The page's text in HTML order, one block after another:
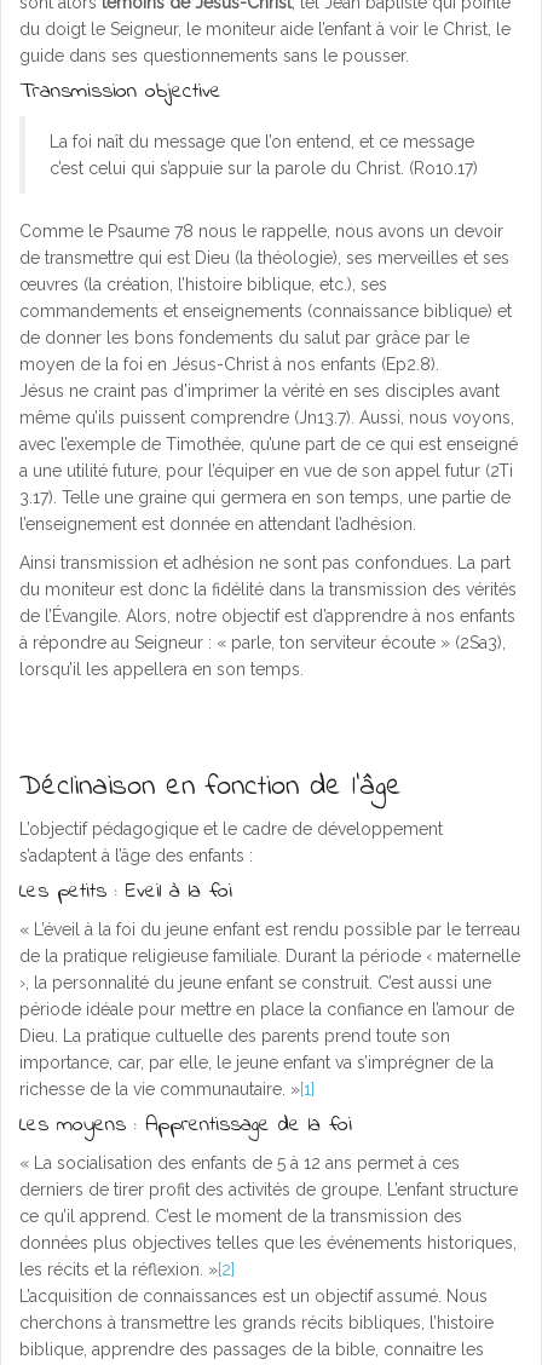
du doigt le Seigneur, le moniteur aide l’enfant à voir le Christ, le
guide dans ses questionnements sans le pousser.
Transmission objective
La foi naît du message que l’on entend, et ce message
c’est celui qui s’appuie sur la parole du Christ. (Ro10.17)
Comme le Psaume 78 nous le rappelle, nous avons un devoir
de transmettre qui est Dieu (la théologie), ses merveilles et ses
œuvres (la création, l’histoire biblique, etc.), ses
commandements et enseignements (connaissance biblique) et
de donner les bons fondements du salut par grâce par le
moyen de la foi en Jésus-Christ à nos enfants (Ep2.8).
Jésus ne craint pas d’imprimer la vérité en ses disciples avant
même qu’ils puissent comprendre (Jn13.7). Aussi, nous voyons,
avec l’exemple de Timothée, qu’une part de ce qui est enseigné
a une utilité future, pour l’équiper en vue de son appel futur (2Ti
3.17). Telle une graine qui germera en son temps, une partie de
l’enseignement est donnée en attendant l’adhésion.
Ainsi transmission et adhésion ne sont pas confondues. La part
du moniteur est donc la fidélité dans la transmission des vérités
de l’Évangile. Alors, notre objectif est d’apprendre à nos enfants
à répondre au Seigneur : « parle, ton serviteur écoute » (2Sa3),
lorsqu’il les appellera en son temps.
Déclinaison en fonction de l’âge
L’objectif pédagogique et le cadre de développement
s’adaptent à l’âge des enfants :
Les petits : Eveil à la foi
« L’éveil à la foi du jeune enfant est rendu possible par le terreau
de la pratique religieuse familiale. Durant la période ‹ maternelle
›, la personnalité du jeune enfant se construit. C’est aussi une
période idéale pour mettre en place la confiance en l’amour de
Dieu. La pratique cultuelle des parents prend toute son
importance, car, par elle, le jeune enfant va s’imprégner de la
richesse de la vie communautaire. »[1]
Les moyens : Apprentissage de la foi
« La socialisation des enfants de 5 à 12 ans permet à ces
derniers de tirer profit des activités de groupe. L’enfant structure
ce qu’il apprend. C’est le moment de la transmission des
données plus objectives telles que les événements historiques,
les récits et la réflexion. »[2]
L’acquisition de connaissances est un objectif assumé. Nous
cherchons à transmettre les grands récits bibliques, l’histoire
biblique, apprendre des passages de la bible, connaitre les